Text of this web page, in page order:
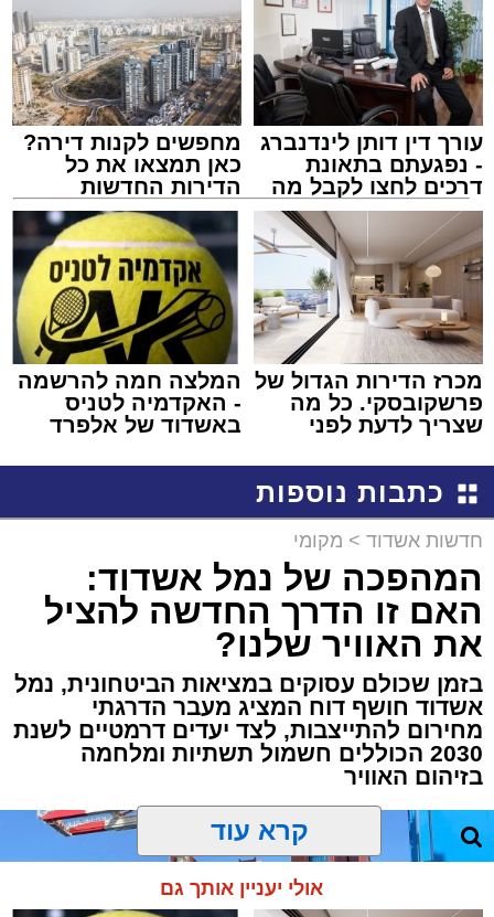
עורך דין דותן לינדנברג
- נפגעתם בתאונת
דרכים לחצו לקבל מה
שמגיע לכם
מחפשים לקנות דירה?
כאן תמצאו את כל
הדירות החדשות
למכירה באשדוד >>>
מכרז הדירות הגדול של
פרשקובסקי. כל מה
שצריך לדעת לפני
באשדוד
המלצה חמה להרשמה
- האקדמיה לטניס
באשדוד של אלפרד
כתבות נוספות
חדשות אשדוד > מקומי
המהפכה של נמל אשדוד:
האם זו הדרך החדשה להציל
את האוויר שלנו?
בזמן שכולם עסוקים במציאות הביטחונית, נמל
אשדוד חושף דוח המציג מעבר הדרגתי
מחירום להתייצבות, לצד יעדים דרמטיים לשנת
2030 הכוללים חשמול תשתיות ומלחמה
בזיהום האוויר
קרא עוד
אולי יעניין אותך גם